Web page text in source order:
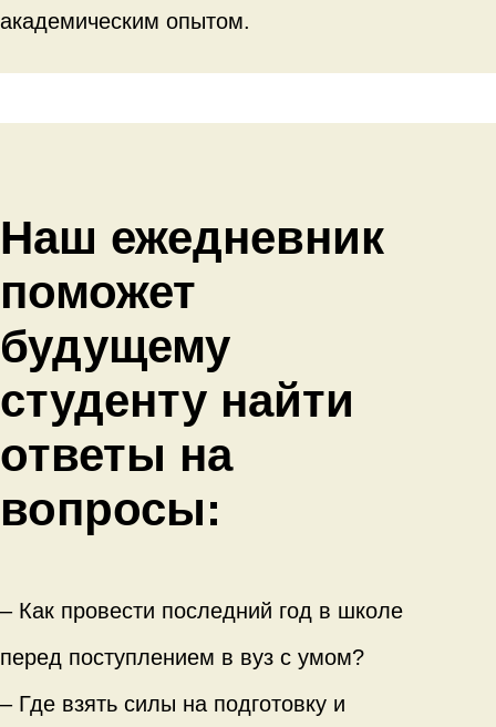
академическим опытом.
Наш ежедневник
поможет
будущему
студенту найти
ответы на
вопросы:
– Как провести последний год в школе
перед поступлением в вуз с умом?
– Где взять силы на подготовку и